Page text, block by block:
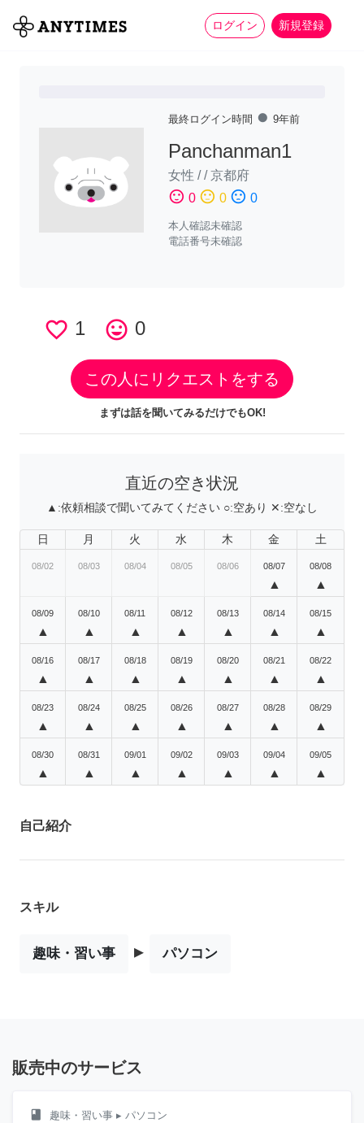
ログイン 新規登録
全て 家事 more_horiz
最終ログイン時間 fiber_manual_record 9年前
Panchanman1
女性 //京都府
sentiment_satisfied 0 sentiment_neutral 0 sentiment_dissatisfied 0
本人確認未確認
電話番号未確認
favorite_border 1 tag_faces 0
この人にリクエストをする
まずは話を聞いてみるだけでもOK!
直近の空き状況
▲:依頼相談で聞いてみてください ○:空あり ✕:空なし
日 月 火 水 木 金 土
08/02 08/03 08/04 08/05 08/06 08/07
▲
08/08
▲
08/09
▲
08/10
▲
08/11
▲
08/12
▲
08/13
▲
08/14
▲
08/15
▲
08/16
▲
08/17
▲
08/18
▲
08/19
▲
08/20
▲
08/21
▲
08/22
▲
08/23
▲
08/24
▲
08/25
▲
08/26
▲
08/27
▲
08/28
▲
08/29
▲
08/30
▲
08/31
▲
09/01
▲
09/02
▲
09/03
▲
09/04
▲
09/05
▲
自己紹介
スキル
趣味・習い事 ▸ パソコン
販売中のサービス
class 趣味・習い事 ▸ パソコン